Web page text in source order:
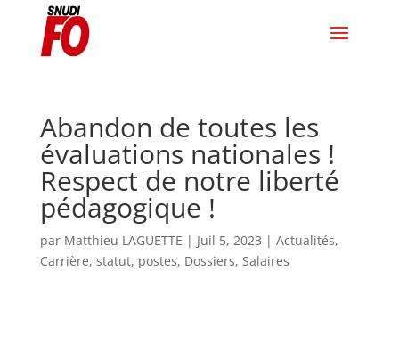
Abandon de toutes les
évaluations nationales !
Respect de notre liberté
pédagogique !
par Matthieu LAGUETTE | Juil 5, 2023 | Actualités,
Carrière, statut, postes, Dossiers, Salaires